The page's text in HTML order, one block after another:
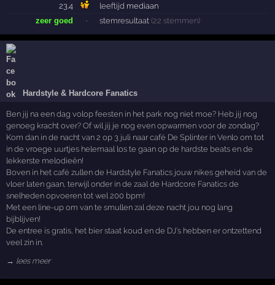
23.4
leeftijd mediaan
zeer goed
· stemresultaat (22 stemmen)
Hardstyle & Hardcore Fanatics
Ben jij na een dag volop feesten in het park nog niet moe? Heb jij nog
genoeg kracht over? Of wil jij je nog even opwarmen voor de zondag?
Kom dan in de nacht van 2 op 3 juli naar café De Splinter in Venlo om tot
in de vroege uurtjes helemaal los te gaan op de hardste beats en de
lekkerste melodieën!
Boven in het café zullen de Hardstyle Fanatics jouw nikes geheid van de
vloer laten gaan, terwijl onder in de zaal de Hardcore Fanatics de
snelheden opvoeren tot wel 200 bpm!
Met een line-up om van te smullen zal deze nacht jou nog lang
bijblijven!
De entree is gratis, het bier staat koud en de DJ’s hebben er ontzettend
veel zin in.
→ lees meer